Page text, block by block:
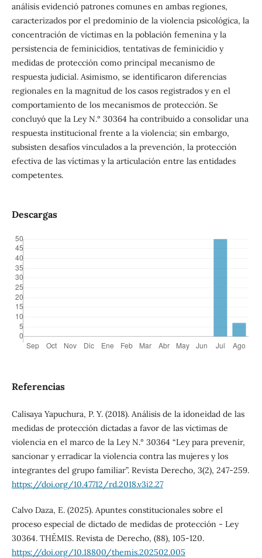
análisis evidenció patrones comunes en ambas regiones,
caracterizados por el predominio de la violencia psicológica, la
concentración de víctimas en la población femenina y la
persistencia de feminicidios, tentativas de feminicidio y
medidas de protección como principal mecanismo de
respuesta judicial. Asimismo, se identificaron diferencias
regionales en la magnitud de los casos registrados y en el
comportamiento de los mecanismos de protección. Se
concluyó que la Ley N.° 30364 ha contribuido a consolidar una
respuesta institucional frente a la violencia; sin embargo,
subsisten desafíos vinculados a la prevención, la protección
efectiva de las víctimas y la articulación entre las entidades
competentes.
Descargas
Referencias
Calisaya Yapuchura, P. Y. (2018). Análisis de la idoneidad de las
medidas de protección dictadas a favor de las víctimas de
violencia en el marco de la Ley N.° 30364 “Ley para prevenir,
sancionar y erradicar la violencia contra las mujeres y los
integrantes del grupo familiar”. Revista Derecho, 3(2), 247-259.
https://doi.org/10.47712/rd.2018.v3i2.27
Calvo Daza, E. (2025). Apuntes constitucionales sobre el
proceso especial de dictado de medidas de protección - Ley
30364. THĒMIS. Revista de Derecho, (88), 105-120.
https://doi.org/10.18800/themis.202502.005